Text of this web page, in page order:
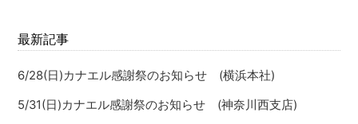
最新記事
6/28(日)カナエル感謝祭のお知らせ (横浜本社)
5/31(日)カナエル感謝祭のお知らせ (神奈川西支店)